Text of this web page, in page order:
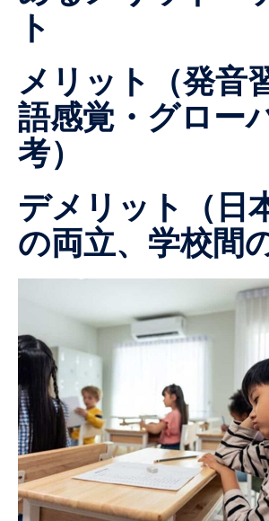
ト
メリット（発音
語感覚・グロー
考）
デメリット（日
の両立、学校間